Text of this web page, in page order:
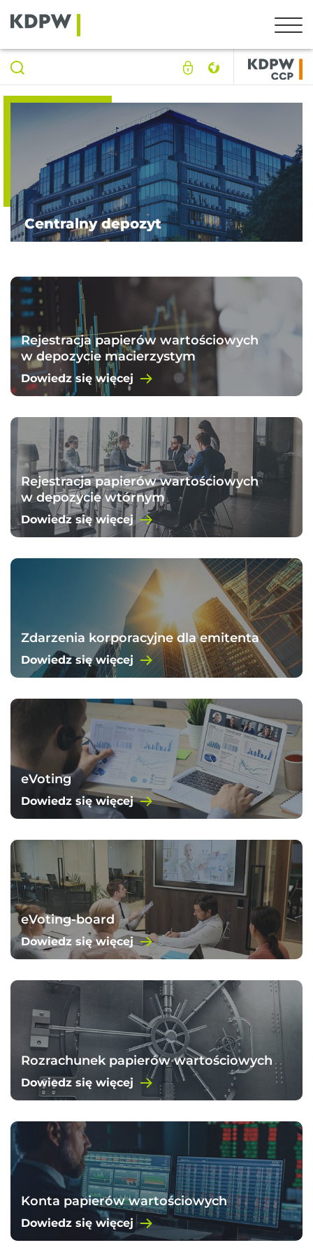
Centralny depozyt
Rejestracja papierów wartościowych
w depozycie macierzystym
Dowiedz się więcej
Rejestracja papierów wartościowych
w depozycie wtórnym
Dowiedz się więcej
Zdarzenia korporacyjne dla emitenta
Dowiedz się więcej
eVoting
Dowiedz się więcej
eVoting-board
Dowiedz się więcej
Rozrachunek papierów wartościowych
Dowiedz się więcej
Konta papierów wartościowych
Dowiedz się więcej